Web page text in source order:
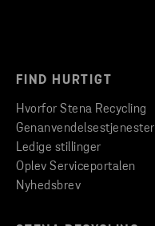
FIND HURTIGT
Hvorfor Stena Recycling
Genanvendelsestjenester
Ledige stillinger
Oplev Serviceportalen
Nyhedsbrev